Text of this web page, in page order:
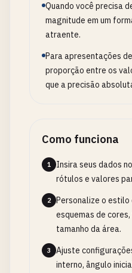
Quando você precisa
magnitude em um
atraente.
Para apresentações
proporção entre os
que a precisão
Como funciona
1
Insira seus dados
rótulos e valores
2
Personalize o
esquemas de
tamanho da área.
3
Ajuste
interno, ângulo